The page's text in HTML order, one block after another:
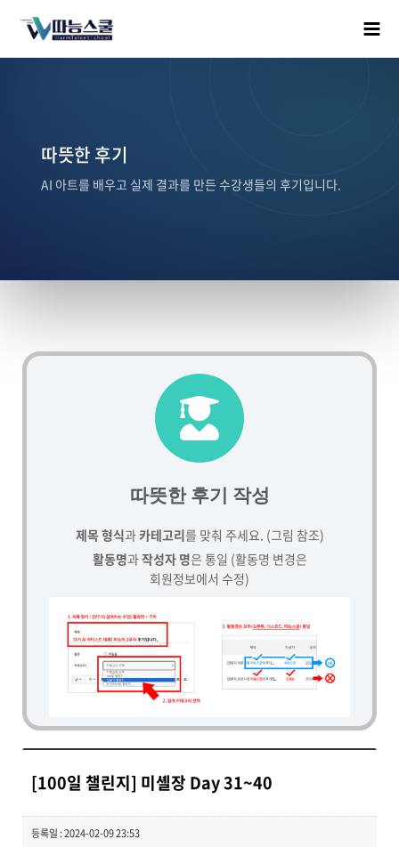
따뜻한 후기
AI 아트를 배우고 실제 결과를 만든 수강생들의 후기입니다.
따뜻한 후기 작성
제목 형식과카테고리를 맞춰 주세요. (그림 참조)
활동명과작성자 명은 통일 (활동명 변경은
회원정보에서 수정)
[100일 챌린지] 미셸장 Day 31~40
등록일 : 2024-02-09 23:53